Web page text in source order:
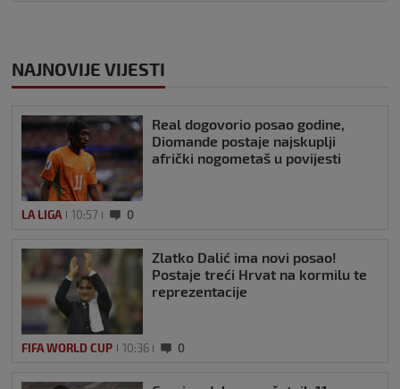
NAJNOVIJE VIJESTI
Real dogovorio posao godine,
Diomande postaje najskuplji
afrički nogometaš u povijesti
LA LIGA 10:57 0
Zlatko Dalić ima novi posao!
Postaje treći Hrvat na kormilu te
reprezentacije
FIFA WORLD CUP 10:36 0